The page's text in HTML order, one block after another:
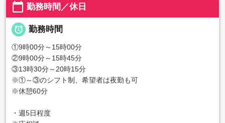
calendar_today 勤務時間／休日
 勤務時間
①9時00分～15時00分
②9時00分～15時45分
③13時30分～20時15分
※①～③のシフト制、希望者は夜勤も可
※休憩60分
・週5日程度